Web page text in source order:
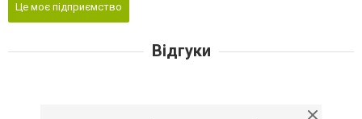
Це моє підприємство
Відгуки